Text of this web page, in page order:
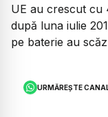
UE au crescut cu
după luna iulie
pe baterie au
URMĂREȘTE